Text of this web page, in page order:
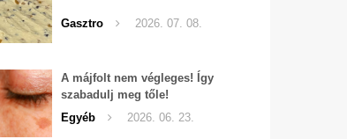
Gasztro 2026. 07. 08.
A májfolt nem végleges! Így
szabadulj meg tőle!
Egyéb
2026. 06. 23.